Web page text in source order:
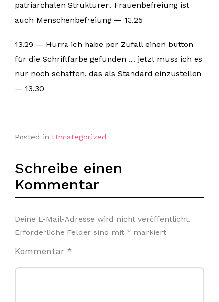
patriarchalen Strukturen. Frauenbefreiung ist
auch Menschenbefreiung — 13.25
13.29 — Hurra ich habe per Zufall einen button
für die Schriftfarbe gefunden … jetzt muss ich es
nur noch schaffen, das als Standard einzustellen
— 13.30
Posted in Uncategorized
Schreibe einen
Kommentar
Deine E-Mail-Adresse wird nicht veröffentlicht.
Erforderliche Felder sind mit * markiert
Kommentar *